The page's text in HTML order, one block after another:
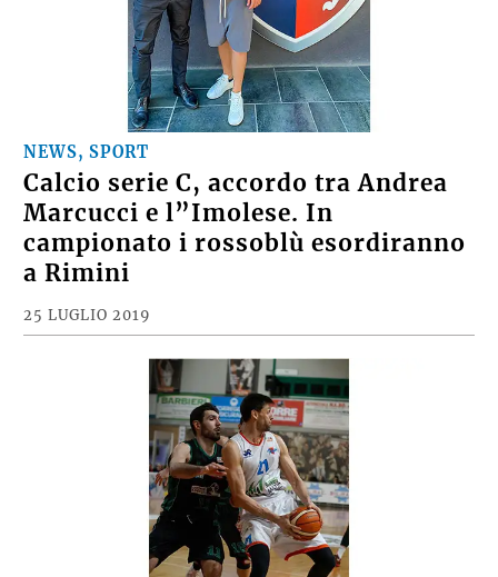
NEWS, SPORT
Calcio serie C, accordo tra Andrea
Marcucci e l”Imolese. In
campionato i rossoblù esordiranno
a Rimini
25 LUGLIO 2019